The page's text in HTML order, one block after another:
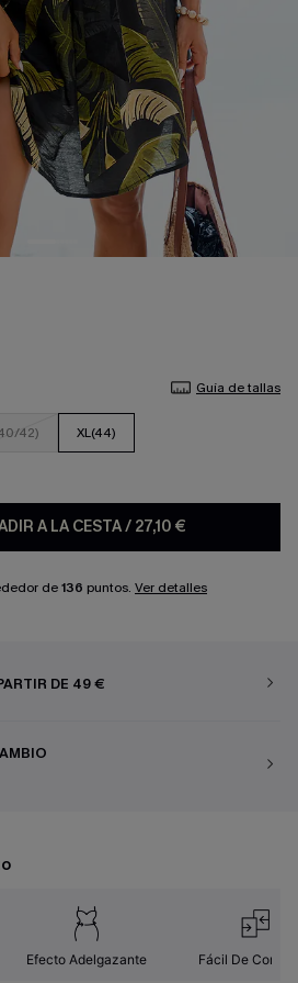
Guía de tallas
42) XL(44)
A LA CESTA/ 27,10 €
de136 puntos. Ver detalles
DE 49 €
Efecto Adelgazante Fácil De